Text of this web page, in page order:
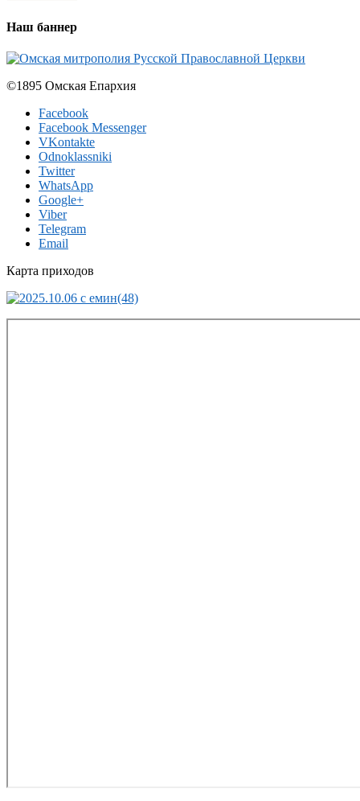
Наш баннер
©1895 Омская Епархия
Facebook
Facebook Messenger
VKontakte
Odnoklassniki
Twitter
WhatsApp
Google+
Viber
Telegram
Email
Карта приходов